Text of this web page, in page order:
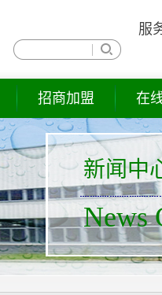
服
招商加盟 在
新闻中
News